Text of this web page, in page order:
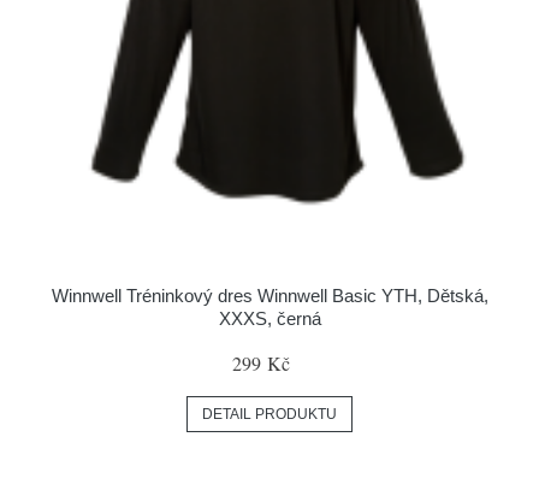
Winnwell Tréninkový dres Winnwell Basic YTH, Dětská,
XXXS, černá
299 Kč
DETAIL PRODUKTU